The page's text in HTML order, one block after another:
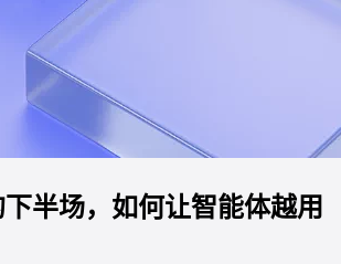
半场，如何让智能体越用